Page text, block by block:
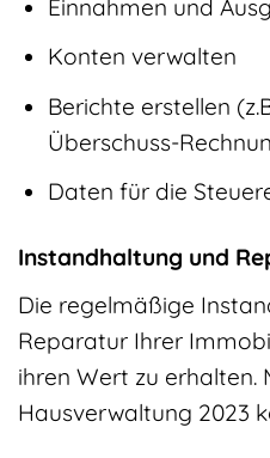
Einnahmen und
Konten verwalten
Berichte erstellen
Überschuss-
Daten für die
Instandhaltung und
Die regelmäßige
Reparatur Ihrer
ihren Wert zu erhalten.
Hausverwaltung 2023